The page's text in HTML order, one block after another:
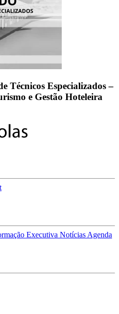
Técnicos Especializados –
e Gestão Hoteleira
Executiva Notícias Agenda